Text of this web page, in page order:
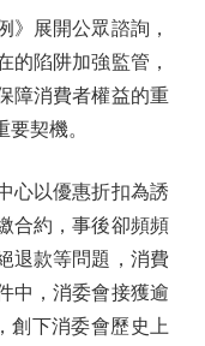
展開公眾諮詢，
的陷阱加強監管，
障消費者權益的重
契機。
以優惠折扣為誘
合約，事後卻頻頻
退款等問題，消費
中，消委會接獲逾
創下消委會歷史上